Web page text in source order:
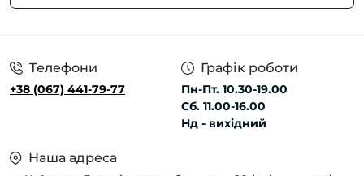
Телефони
+38 (067) 441-79-77
Графік роботи
Пн-Пт. 10.30-19.00
Сб. 11.00-16.00
Нд - вихідний
Наша адреса